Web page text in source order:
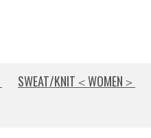
SWEAT/KNIT＜WOMEN＞